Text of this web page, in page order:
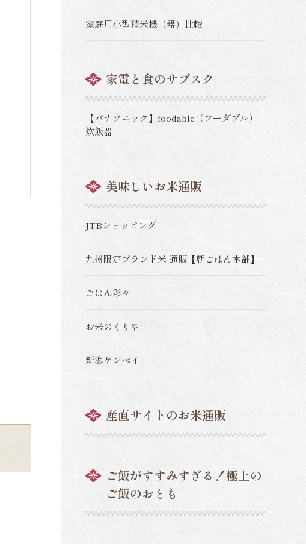
家庭用小型精米機（器）比較
家電と食のサブスク
【パナソニック】foodable（フーダブル）
炊飯器
美味しいお米通販
JTBショッピング
九州限定ブランド米 通販【朝ごはん本舗】
ごはん彩々
お米のくりや
新潟ケンベイ
産直サイトのお米通販
ご飯がすすみすぎる！極上の
ご飯のおとも